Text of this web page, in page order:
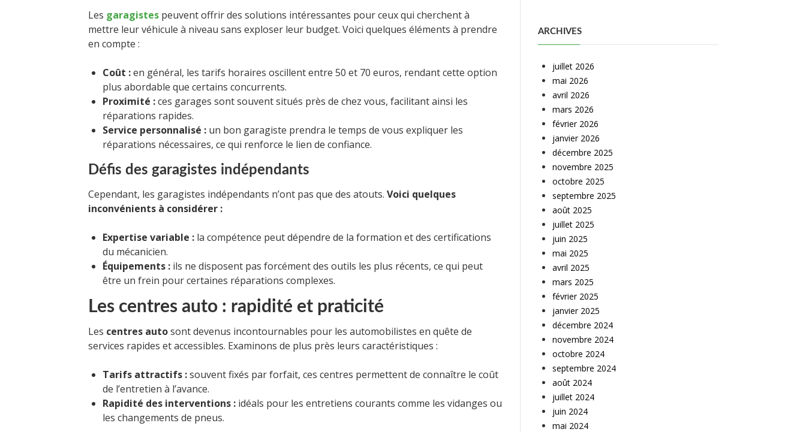
Les garagistes peuvent offrir des solutions intéressantes pour ceux qui cherchent à
mettre leur véhicule à niveau sans exploser leur budget. Voici quelques éléments à prendre
en compte :
Coût :en général, les tarifs horaires oscillent entre 50 et 70 euros, rendant cette option
plus abordable que certains concurrents.
Proximité :ces garages sont souvent situés près de chez vous, facilitant ainsi les
réparations rapides.
Service personnalisé : un bon garagiste prendra le temps de vous expliquer les
réparations nécessaires, ce qui renforce le lien de confiance.
Défis des garagistes indépendants
Cependant, les garagistes indépendants n’ont pas que des atouts. Voici quelques
inconvénients à considérer :
Expertise variable : la compétence peut dépendre de la formation et des certifications
du mécanicien.
Équipements : ils ne disposent pas forcément des outils les plus récents, ce qui peut
être un frein pour certaines réparations complexes.
Les centres auto : rapidité et praticité
Les centres autosont devenus incontournables pour les automobilistes en quête de
services rapides et accessibles. Examinons de plus près leurs caractéristiques :
Tarifs attractifs :souvent fixés par forfait, ces centres permettent de connaître le coût
de l’entretien à l’avance.
Rapidité des interventions : idéals pour les entretiens courants comme les vidanges ou
les changements de pneus.
ARCHIVES
juillet 2026
mai 2026
avril 2026
mars 2026
février 2026
janvier 2026
décembre 2025
novembre 2025
octobre 2025
septembre 2025
août 2025
juillet 2025
juin 2025
mai 2025
avril 2025
mars 2025
février 2025
janvier 2025
décembre 2024
novembre 2024
octobre 2024
septembre 2024
août 2024
juillet 2024
juin 2024
mai 2024